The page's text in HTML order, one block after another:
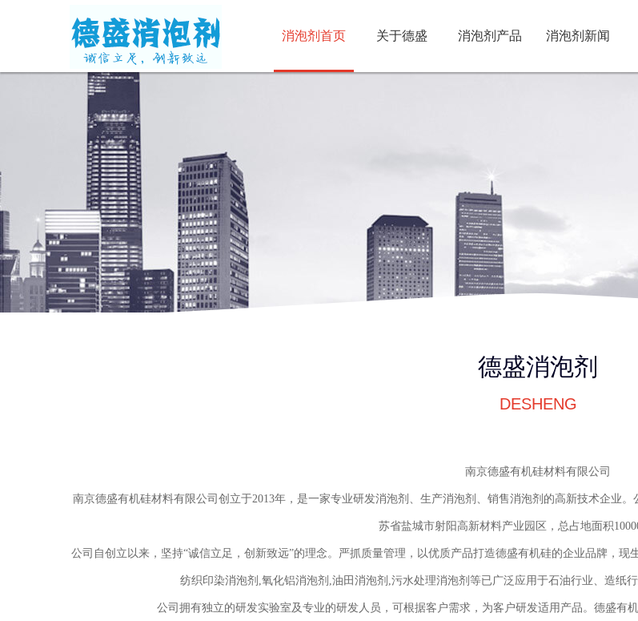
消泡剂首页 关于德盛 消泡剂产品 消泡剂新闻
德盛消泡剂
DESHENG
南京德盛有机硅材料有限公司
南京德盛有机硅材料有限公司创立于2013年，是一家专业研发消泡剂、生产消泡剂、销售消泡剂的高新技术企业
苏省盐城市射阳高新材料产业园区，总占地面积
公司自创立以来，坚持“诚信立足，创新致远”的理念。严抓质量管理，以优质产品打造德盛有机硅的企业品牌，
纺织印染消泡剂,氧化铝消泡剂,油田消泡剂,污水处理消泡剂等已广泛应用于石油行业、造纸
公司拥有独立的研发实验室及专业的研发人员，可根据客户需求，为客户研发适用产品。德盛有